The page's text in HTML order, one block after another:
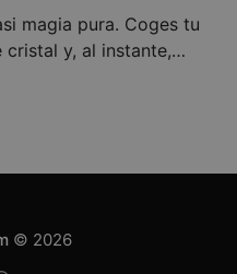
magia pura. Coges tu
y, al instante,
© 2026